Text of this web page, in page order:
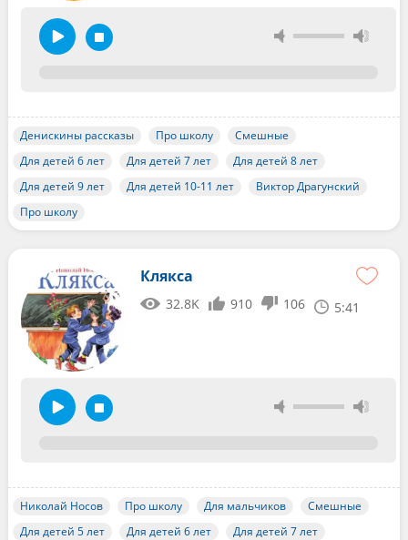
Денискины рассказы Про школу
Смешные
Для детей 6 лет
Для детей 7 лет
Для детей 8 лет
Для детей 9 лет
Для детей 10-11 лет
Виктор Драгунский
Про школу
Клякса
32.8K 910 106 5:41
Николай Носов Про школу Для мальчиков
Смешные
Для детей 5 лет
Для детей 6 лет
Для детей 7 лет